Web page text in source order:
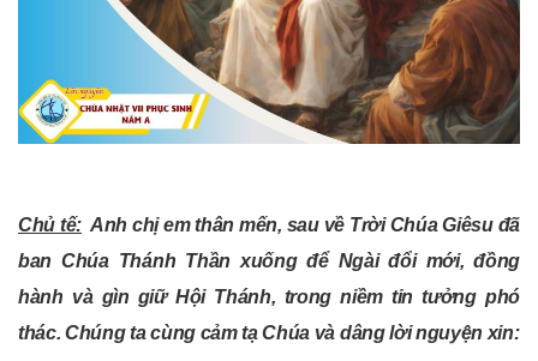
Chủ tế: Anh chị em thân mến, sau về Trời Chúa Giêsu đã
ban Chúa Thánh Thần xuống để Ngài đổi mới, đồng
hành và gìn giữ Hội Thánh, trong niềm tin tưởng phó
thác. Chúng tacùng cảm tạ Chúa và dânglời nguyện xin: